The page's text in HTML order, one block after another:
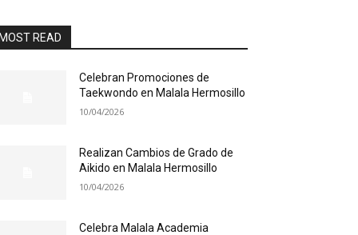
READ
Celebran Promociones de
Taekwondo en Malala Hermosillo
10/04/2026
Realizan Cambios de Grado de
Aikido en Malala Hermosillo
10/04/2026
Celebra Malala Academia